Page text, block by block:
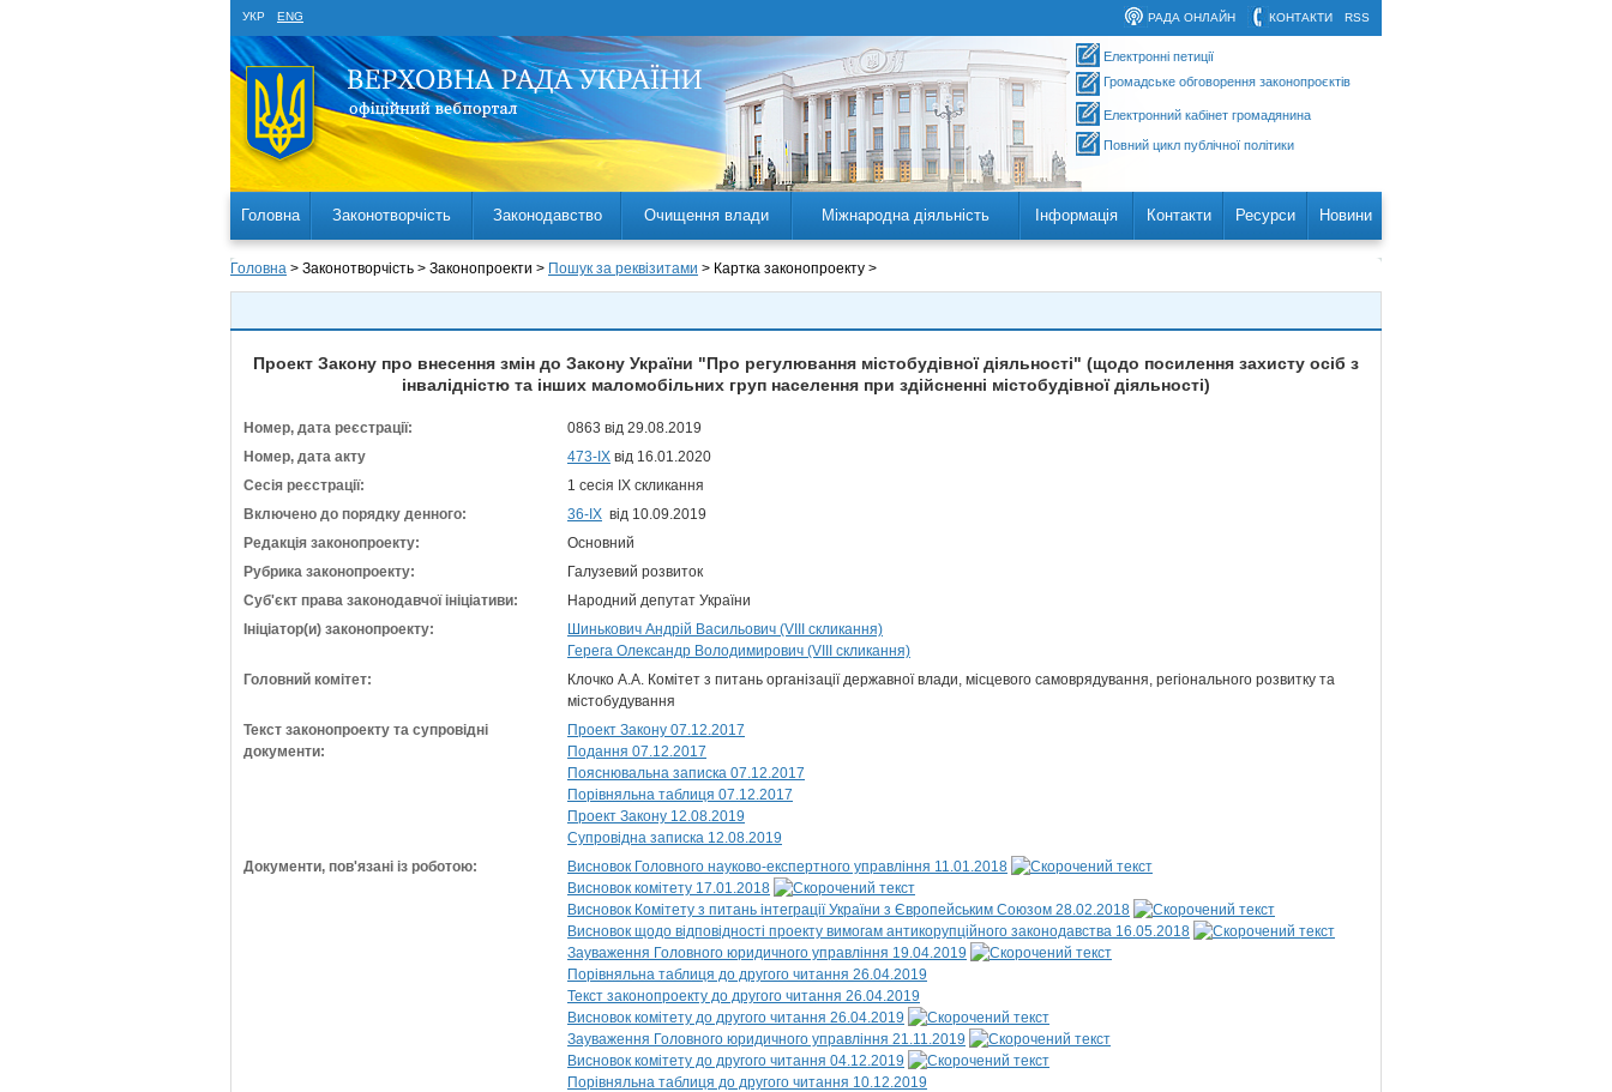
УКР ENG RSS
КОНТАКТИ
РАДА ОНЛАЙН
Електронні петиції
Громадське обговорення законопроєктів
Електронний кабінет громадянина
Повний цикл публічної політики
Головна Законотворчість Законодавство Очищення влади Міжнародна діяльність Інформація Контакти Ресурси Новини
Головна > Законотворчість > Законопроекти > Пошук за реквізитами > Картка законопроекту >
Проект Закону про внесення змін до Закону України "Про регулювання містобудівної діяльності" (щодо посилення захисту осіб з
інвалідністю та інших маломобільних груп населення при здійсненні містобудівної діяльності)
Номер, дата реєстрації:
0863 від 29.08.2019
Номер, дата акту
473-IX від 16.01.2020
Сесія реєстрації:
1 сесія IX скликання
Включено до порядку денного:
36-ІХ від 10.09.2019
Редакція законопроекту:
Основний
Рубрика законопроекту:
Галузевий розвиток
Суб'єкт права законодавчої ініціативи:
Народний депутат України
Ініціатор(и) законопроекту:
Шинькович Андрій Васильович (VIII скликання)
Герега Олександр Володимирович (VIII скликання)
Головний комітет:
Клочко А.А. Комітет з питань організації державної влади, місцевого самоврядування, регіонального розвитку та
містобудування
Текст законопроекту та супровідні
документи:
Проект Закону 07.12.2017
Подання 07.12.2017
Пояснювальна записка 07.12.2017
Порівняльна таблиця 07.12.2017
Проект Закону 12.08.2019
Супровідна записка 12.08.2019
Документи, пов'язані із роботою:
Висновок Головного науково-експертного управління 11.01.2018
Висновок комітету 17.01.2018
Висновок Комітету з питань інтеграції України з Європейським Союзом 28.02.2018
Висновок щодо відповідності проекту вимогам антикорупційного законодавства 16.05.2018
Зауваження Головного юридичного управління 19.04.2019
Порівняльна таблиця до другого читання 26.04.2019
Текст законопроекту до другого читання 26.04.2019
Висновок комітету до другого читання 26.04.2019
Зауваження Головного юридичного управління 21.11.2019
Висновок комітету до другого читання 04.12.2019
Порівняльна таблиця до другого читання 10.12.2019